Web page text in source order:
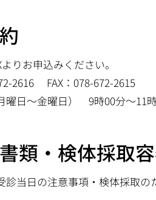
りお申込みください。
2616 FAX：078-672-2615
曜日～金曜日） 9時00分～11
類・検体採取
診当日の注意事項・検体採取の